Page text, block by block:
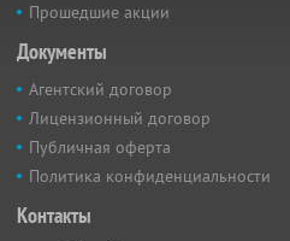
Прошедшие акции
Документы
Агентский договор
Лицензионный договор
Публичная оферта
Политика конфиденциальности
Контакты